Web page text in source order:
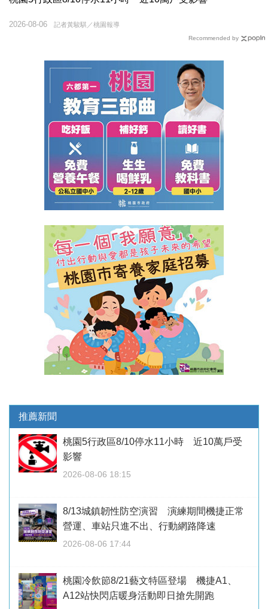
記者黃駿騏／桃園報導
2026-08-06
Recommended by
推薦新聞
桃園5行政區8/10停水11小時 近10萬戶受
影響
2026-08-06 18:15
8/13城鎮韌性防空演習 演練期間機捷正常
營運、車站只進不出、行動網路降速
2026-08-06 17:44
桃園冷飲節8/21藝文特區登場 機捷A1、
A12站快閃店暖身活動即日搶先開跑